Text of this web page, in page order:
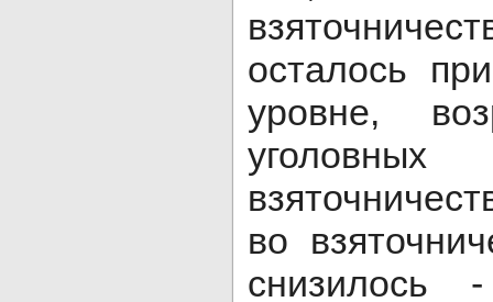
осталось
уровне,
во
снизилось